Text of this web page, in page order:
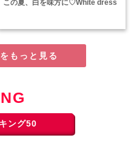
この夏、白を味方に♡White dress
もっと見る
ング50